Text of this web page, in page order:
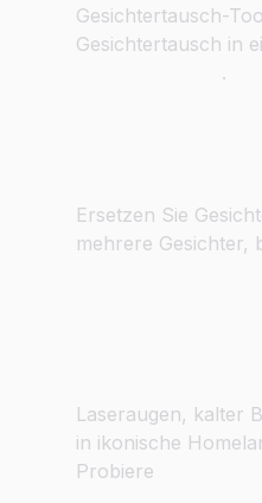
Gesichtertausch-
Gesichtertausch in
.
Ersetzen Sie
mehrere Gesichter,
Laseraugen, kalter
in ikonische
Probiere